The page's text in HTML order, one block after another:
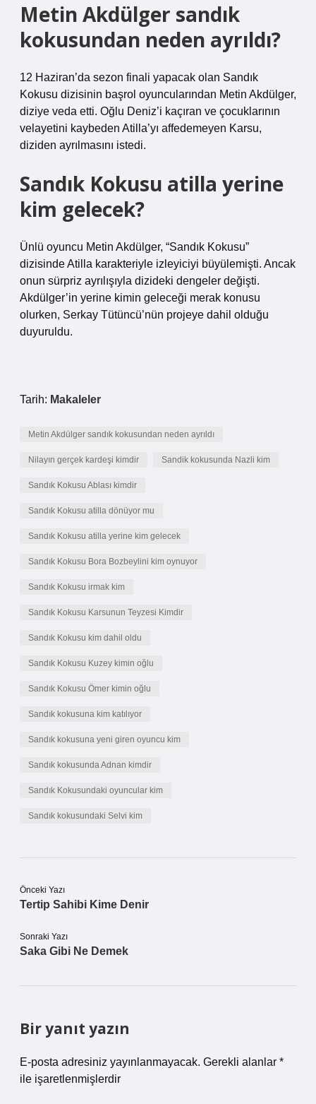
Metin Akdülger sandık
kokusundan neden ayrıldı?
12 Haziran’da sezon finali yapacak olan Sandık
Kokusu dizisinin başrol oyuncularından Metin Akdülger,
diziye veda etti. Oğlu Deniz’i kaçıran ve çocuklarının
velayetini kaybeden Atilla’yı affedemeyen Karsu,
diziden ayrılmasını istedi.
Sandık Kokusu atilla yerine
kim gelecek?
Ünlü oyuncu Metin Akdülger, “Sandık Kokusu”
dizisinde Atilla karakteriyle izleyiciyi büyülemişti. Ancak
onun sürpriz ayrılışıyla dizideki dengeler değişti.
Akdülger’in yerine kimin geleceği merak konusu
olurken, Serkay Tütüncü’nün projeye dahil olduğu
duyuruldu.
Tarih: Makaleler
Metin Akdülger sandık kokusundan neden ayrıldı
Nilayın gerçek kardeşi kimdir Sandik kokusunda Nazli kim
Sandık Kokusu Ablası kimdir
Sandık Kokusu atilla dönüyor mu
Sandık Kokusu atilla yerine kim gelecek
Sandık Kokusu Bora Bozbeylini kim oynuyor
Sandık Kokusu irmak kim
Sandık Kokusu Karsunun Teyzesi Kimdir
Sandık Kokusu kim dahil oldu
Sandık Kokusu Kuzey kimin oğlu
Sandık Kokusu Ömer kimin oğlu
Sandık kokusuna kim katılıyor
Sandık kokusuna yeni giren oyuncu kim
Sandık kokusunda Adnan kimdir
Sandık Kokusundaki oyuncular kim
Sandık kokusundaki Selvi kim
Önceki Yazı
Tertip Sahibi Kime Denir
Sonraki Yazı
Saka Gibi Ne Demek
Bir yanıt yazın
E-posta adresiniz yayınlanmayacak. Gerekli alanlar *
ile işaretlenmişlerdir